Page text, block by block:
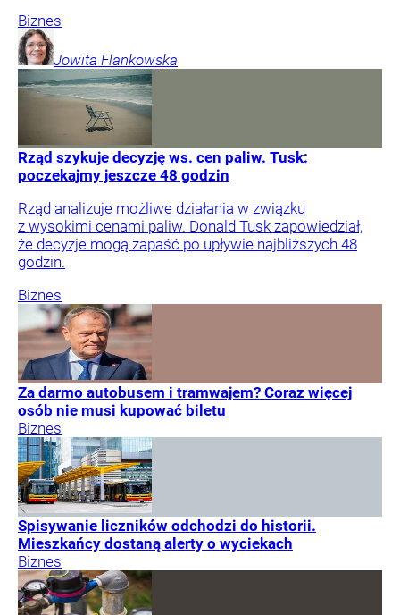
Biznes
Jowita Flankowska
Rząd szykuje decyzję ws. cen paliw. Tusk:
poczekajmy jeszcze 48 godzin
Rząd analizuje możliwe działania w związku
z wysokimi cenami paliw. Donald Tusk zapowiedział,
że decyzje mogą zapaść po upływie najbliższych 48
godzin.
Biznes
Za darmo autobusem i tramwajem? Coraz więcej
osób nie musi kupować biletu
Biznes
Spisywanie liczników odchodzi do historii.
Mieszkańcy dostaną alerty o wyciekach
Biznes